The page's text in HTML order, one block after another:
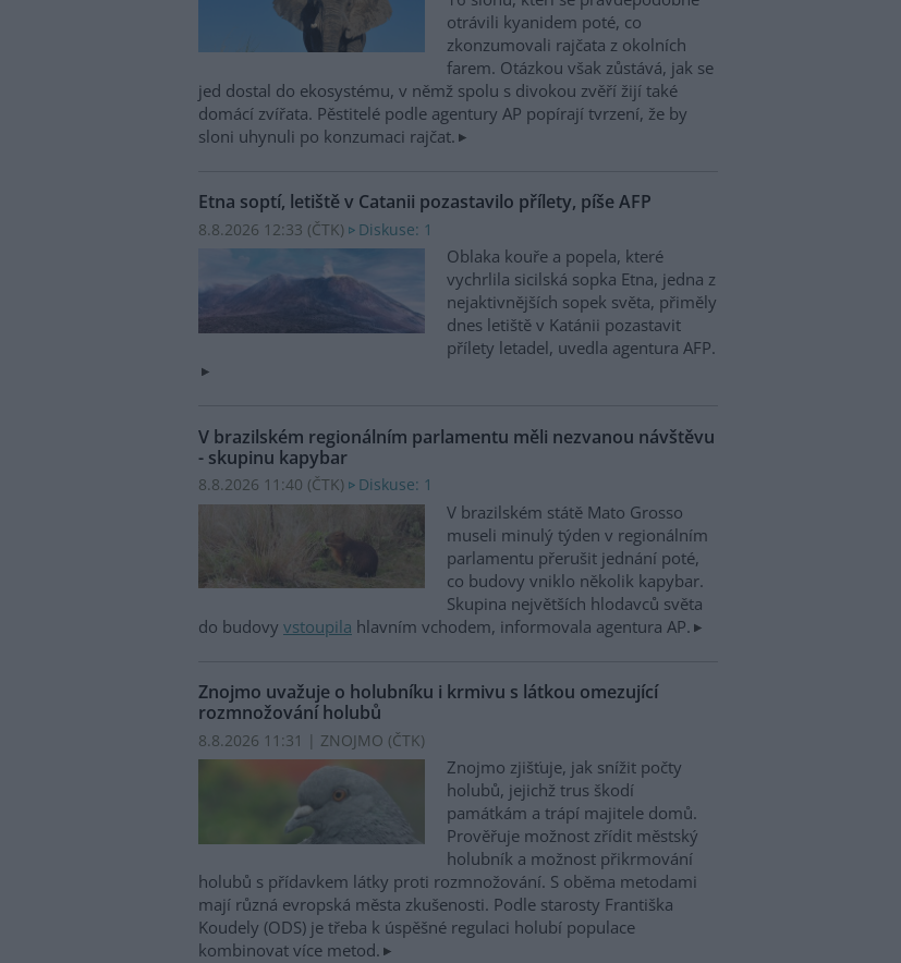
otrávili kyanidem poté, co
zkonzumovali rajčata z okolních
farem. Otázkou však zůstává, jak se
jed dostal do ekosystému, v němž spolu s divokou zvěří žijí také
domácí zvířata. Pěstitelé podle agentury AP popírají tvrzení, že by
sloni uhynuli po konzumaci rajčat.
Etna soptí, letiště v Catanii pozastavilo přílety, píše AFP
8.8.2026 12:33 (ČTK) Diskuse: 1
Oblaka kouře a popela, které
vychrlila sicilská sopka Etna, jedna z
nejaktivnějších sopek světa, přiměly
dnes letiště v Katánii pozastavit
přílety letadel, uvedla agentura AFP.
V brazilském regionálním parlamentu měli nezvanou návštěvu
- skupinu kapybar
8.8.2026 11:40 (ČTK) Diskuse: 1
V brazilském státě Mato Grosso
museli minulý týden v regionálním
parlamentu přerušit jednání poté,
co budovy vniklo několik kapybar.
Skupina největších hlodavců světa
do budovy vstoupila hlavním vchodem, informovala agentura AP.
Znojmo uvažuje o holubníku i krmivu s látkou omezující
rozmnožování holubů
8.8.2026 11:31 | ZNOJMO (ČTK)
Znojmo zjišťuje, jak snížit počty
holubů, jejichž trus škodí
památkám a trápí majitele domů.
Prověřuje možnost zřídit městský
holubník a možnost přikrmování
holubů s přídavkem látky proti rozmnožování. S oběma metodami
mají různá evropská města zkušenosti. Podle starosty Františka
Koudely (ODS) je třeba k úspěšné regulaci holubí populace
kombinovat více metod.